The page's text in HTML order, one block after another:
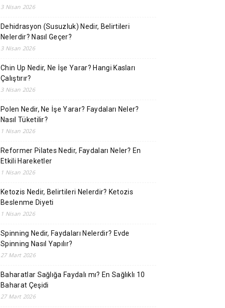
3 Nisan 2026
Dehidrasyon (Susuzluk) Nedir, Belirtileri
Nelerdir? Nasıl Geçer?
3 Nisan 2026
Chin Up Nedir, Ne İşe Yarar? Hangi Kasları
Çalıştırır?
3 Nisan 2026
Polen Nedir, Ne İşe Yarar? Faydaları Neler?
Nasıl Tüketilir?
1 Nisan 2026
Reformer Pilates Nedir, Faydaları Neler? En
Etkili Hareketler
1 Nisan 2026
Ketozis Nedir, Belirtileri Nelerdir? Ketozis
Beslenme Diyeti
1 Nisan 2026
Spinning Nedir, Faydaları Nelerdir? Evde
Spinning Nasıl Yapılır?
27 Mart 2026
Baharatlar Sağlığa Faydalı mı? En Sağlıklı 10
Baharat Çeşidi
27 Mart 2026